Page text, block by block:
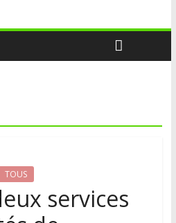
TOUS
services